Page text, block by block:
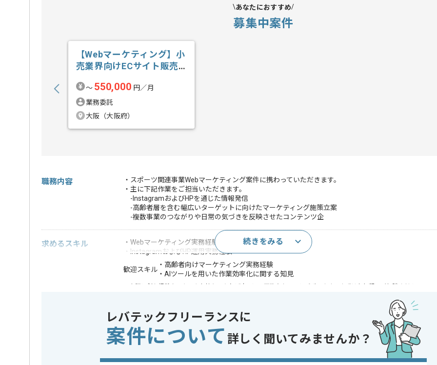
あなたにおすすめ
募集中案件
【Webマーケティング】小
売業界向けECサイト販売
〜 550,000 円／月
業務委託
大阪（大阪府）
職務内容
・スポーツ関連事業Webマーケティング案件に携わっていただきます。
・主に下記作業をご担当いただきます。
-InstagramおよびHPを通じた情報発信
-高齢者層を含む幅広いターゲットに向けたマーケティング施策立案
-複数事業のつながりや日常の気づきを反映させたコンテンツ企
求めるスキル
・Webマーケティング実務経験
・InstagramおよびHP運用実務経験
歓迎スキル
・高齢者向けマーケティング実務経験
・AIツールを用いた作業効率化に関する知見
この案件のポイント 担当領域/システム
広告・デザイン・イベント
特徴
20代活躍中 , 30代活躍中 , 40代活躍中 , 長期プロジェクト , BtoB向け , 新技術に積
可能
続きをみる
レバテックフリーランスに
案件について 詳しく聞いてみませんか？